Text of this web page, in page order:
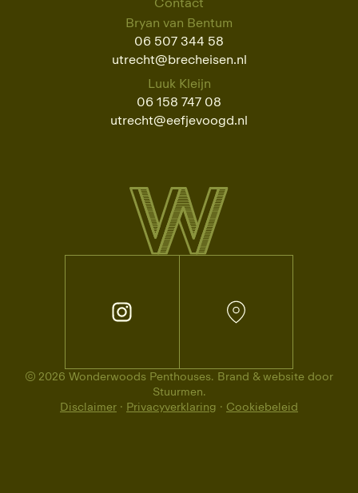
© 2026 Wonderwoods Penthouses. Brand & website door
Stuurmen.
Disclaimer · Privacyverklaring · Cookiebeleid
Contact
Bryan van Bentum
06 507 344 58
utrecht@brecheisen.nl
Luuk Kleijn
06 158 747 08
utrecht@eefjevoogd.nl